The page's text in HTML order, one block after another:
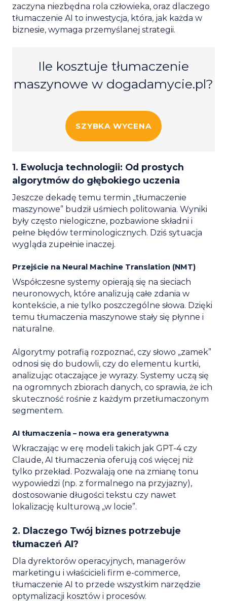
zaczyna niezbędna rola człowieka, oraz dlaczego
tłumaczenie AI to inwestycja, która, jak każda w
biznesie, wymaga przemyślanej strategii.
Ile kosztuje tłumaczenie
maszynowe w dogadamycie.pl?
SZYBKA WYCENA
1. Ewolucja technologii: Od prostych
algorytmów do głębokiego uczenia
Jeszcze dekadę temu termin „tłumaczenie
maszynowe” budził uśmiech politowania. Wyniki
były często nielogiczne, pozbawione składni i
pełne błędów terminologicznych. Dziś sytuacja
wygląda zupełnie inaczej.
Przejście na Neural Machine Translation (NMT)
Współczesne systemy opierają się na sieciach
neuronowych, które analizują całe zdania w
kontekście, a nie tylko poszczególne słowa. Dzięki
temu tłumaczenia maszynowe stały się płynne i
naturalne.
Algorytmy potrafią rozpoznać, czy słowo „zamek”
odnosi się do budowli, czy do elementu kurtki,
analizując otaczające je wyrazy. Systemy uczą się
na ogromnych zbiorach danych, co sprawia, że ich
skuteczność rośnie z każdym przetłumaczonym
segmentem.
AI tłumaczenia – nowa era generatywna
Wkraczając w erę modeli takich jak GPT-4 czy
Claude, AI tłumaczenia oferują coś więcej niż
tylko przekład. Pozwalają one na zmianę tonu
wypowiedzi (np. z formalnego na przyjazny),
dostosowanie długości tekstu czy nawet
lokalizację kulturową „w locie”.
2. Dlaczego Twój biznes potrzebuje
tłumaczeń AI?
Dla dyrektorów operacyjnych, managerów
marketingu i właścicieli firm e-commerce,
tłumaczenie AI to przede wszystkim narzędzie
optymalizacji kosztów i procesów.